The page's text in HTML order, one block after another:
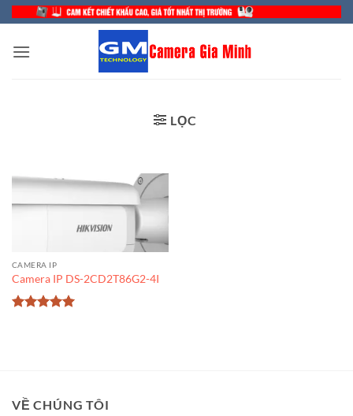
Bỏ
qua
nội
LỌC
CAMERA IP
Camera IP DS-2CD2T86G2-4I
VỀ CHÚNG TÔI